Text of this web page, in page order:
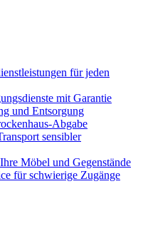
für jeden
mit Garantie
und Entsorgung
Abgabe
sensibler
Möbel und Gegenstände
für schwierige Zugänge